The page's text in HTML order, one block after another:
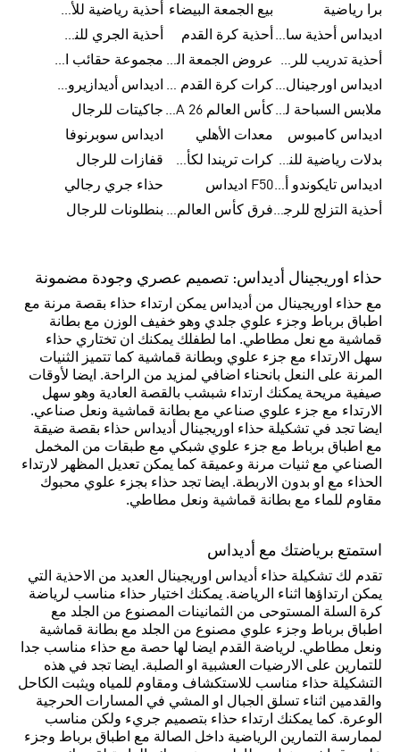
برا رياضية
بيع الجمعة البيضاء
أحذية رياضية للأطفال
اديداس أحذية سامبا للنساء أحذية كرة القدم
أحذية الجري للنساء
أحذية تدريب للرجال
عروض الجمعة البيضاء للرجال
مجموعة حقائب الظهر
اديداس اورجينال ملابس
كرات كرة القدم للرجال
اديداس أديدازيرو معدات الجري
ملابس السباحة للرجال
كأس العالم FIFA 26™ جاكيتات للرجال
اديداس كامبوس
معدات الأهلي
اديداس سوبرنوفا
بدلات رياضية للنساء
كرات تريندا لكأس العالم FIFA 26™
قفازات للرجال
اديداس تايكوندو أورجنالزF50 اديداس
حذاء جري رجالي
أحذية التزلج للرجال
فرق كأس العالم FIFA 26™ بنطلونات للرجال
حذاء اوريجينال أديداس: تصميم عصري وجودة مضمونة
مع حذاء اوريجينال من أديداس يمكن ارتداء حذاء بقصة مرنة مع
اطباق برباط وجزء علوي جلدي وهو خفيف الوزن مع بطانة
قماشية مع نعل مطاطي. اما لطفلك يمكنك ان تختاري حذاء
سهل الارتداء مع جزء علوي وبطانة قماشية كما تتميز الثنيات
المرنة على النعل بانحناء اضافي لمزيد من الراحة. ايضا لأوقات
صيفية مريحة يمكنك ارتداء شبشب بالقصة العادية وهو سهل
الارتداء مع جزء علوي صناعي مع بطانة قماشية ونعل صناعي.
ايضا تجد في تشكيلة حذاء اوريجينال أديداس حذاء بقصة ضيقة
مع اطباق برباط مع جزء علوي شبكي مع طبقات من المخمل
الصناعي مع ثنيات مرنة وعميقة كما يمكن تعديل المظهر لارتداء
الحذاء مع او بدون الاربطة. ايضا تجد حذاء بجزء علوي محبوك
مقاوم للماء مع بطانة قماشية ونعل مطاطي.
استمتع برياضتك مع أديداس
تقدم لك تشكيلة حذاء أديداس اوريجينال العديد من الاحذية التي
يمكن ارتداؤها اثناء الرياضة. يمكنك اختيار حذاء مناسب لرياضة
كرة السلة المستوحى من الثمانينات المصنوع من الجلد مع
اطباق برباط وجزء علوي مصنوع من الجلد مع بطانة قماشية
ونعل مطاطي. لرياضة القدم ايضا لها حصة مع حذاء مناسب جدا
للتمارين على الارضيات العشبية او الصلبة. ايضا تجد في هذه
التشكيلة حذاء مناسب للاستكشاف ومقاوم للمياه ويثبت الكاحل
والقدمين اثناء تسلق الجبال او المشي في المسارات الحرجية
الوعرة. كما يمكنك ارتداء حذاء بتصميم جريء ولكن مناسب
لممارسة التمارين الرياضية داخل الصالة مع اطباق برباط وجزء